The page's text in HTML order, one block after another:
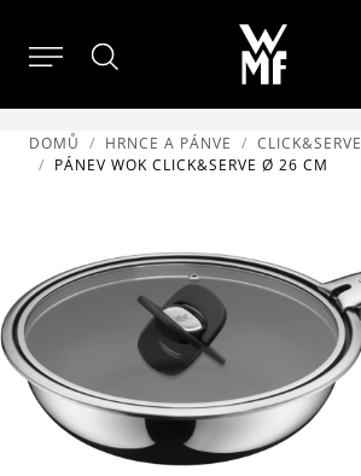
DOMŮ HRNCE A PÁNVE
CLICK&SERVE
PÁNEV WOK CLICK&SERVE Ø 26 CM